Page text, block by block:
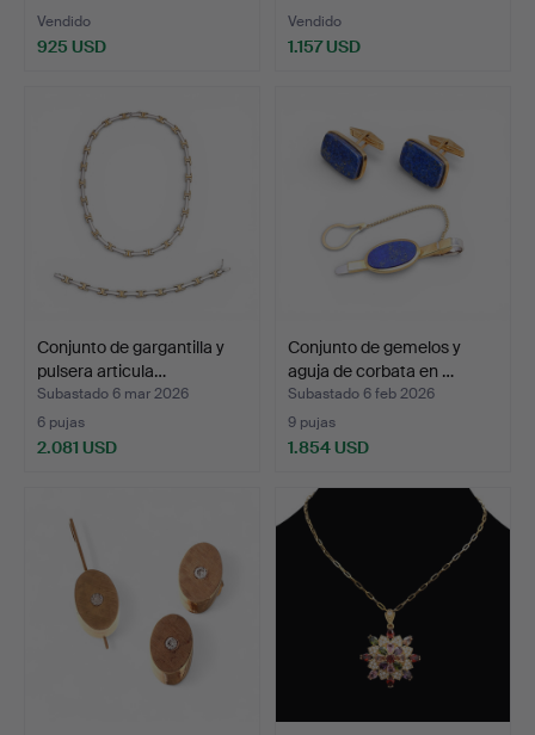
Vendido
925 USD
Vendido
1.157 USD
Conjunto de gargantilla y
pulsera articula…
Subastado 6 mar 2026
6 pujas
2.081 USD
Conjunto de gemelos y
aguja de corbata en …
Subastado 6 feb 2026
9 pujas
1.854 USD